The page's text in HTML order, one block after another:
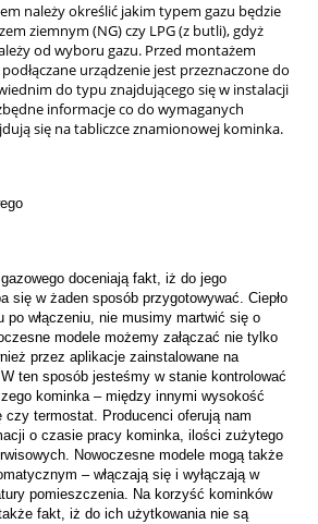
należy określić jakim typem gazu będzie
ziemnym (NG) czy LPG (z butli), gdyż
od wyboru gazu. Przed montażem
urządzenie jest przeznaczone do
do typu znajdującego się w instalacji
informacje co do wymaganych
się na tabliczce znamionowej kominka.
doceniają fakt, iż do jego
się w żaden sposób przygotowywać. Ciepło
po włączeniu, nie musimy martwić się o
modele możemy załączać nie tylko
przez aplikacje zainstalowane na
ten sposób jesteśmy w stanie kontrolować
kominka – między innymi wysokość
czy termostat. Producenci oferują nam
o czasie pracy kominka, ilości zużytego
Nowoczesne modele mogą także
– włączają się i wyłączają w
pomieszczenia. Na korzyść kominków
fakt, iż do ich użytkowania nie są